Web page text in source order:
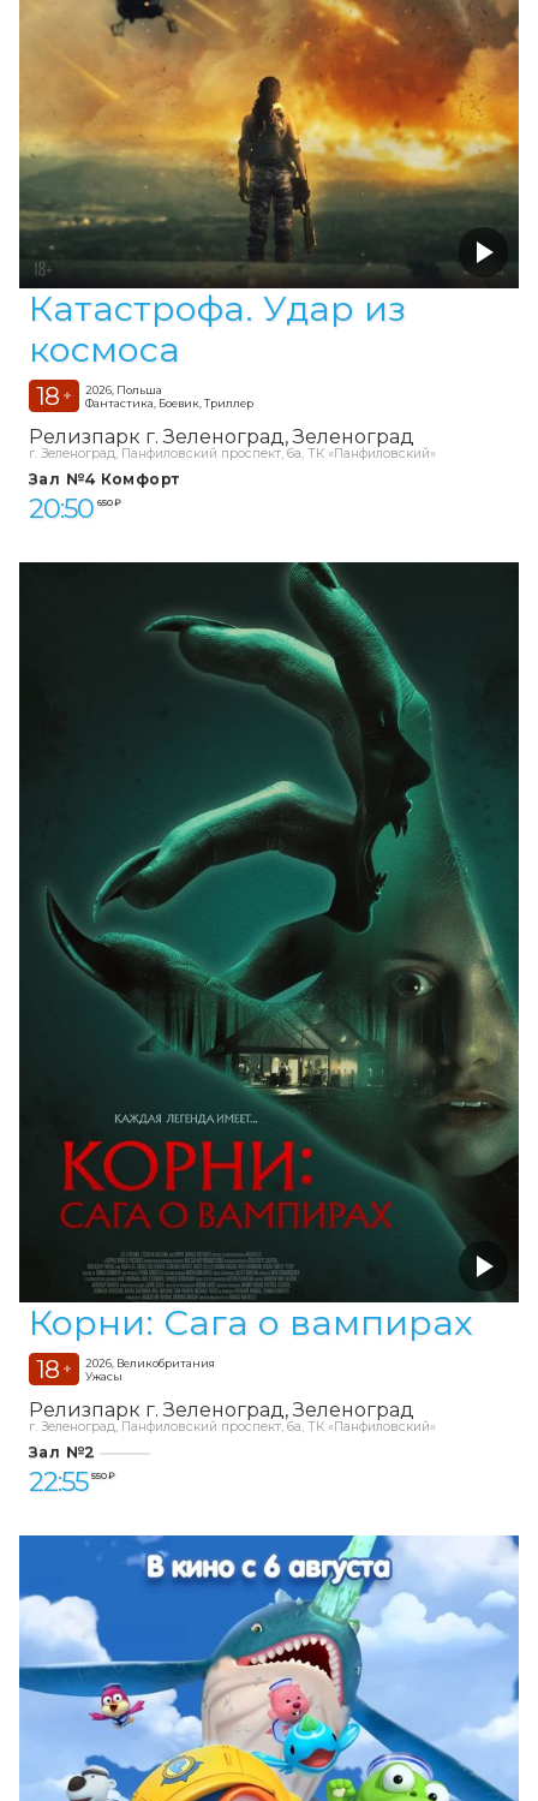
Катастрофа. Удар из
космоса
18 +
2026, Польша
Фантастика, Боевик, Триллер
Релизпарк г. Зеленоград Зеленоград
г. Зеленоград, Панфиловский проспект, 6а, ТК «Панфиловский»
Зал №4 Комфорт
20:50 650 ₽
Корни: Сага о вампирах
18 +
2026, Великобритания
Ужасы
Релизпарк г. Зеленоград Зеленоград
г. Зеленоград, Панфиловский проспект, 6а, ТК «Панфиловский»
Зал №2
22:55 550 ₽